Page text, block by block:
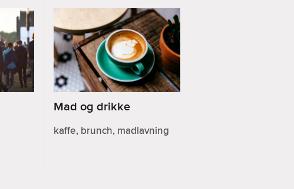
Mad og drikke
kaffe, brunch, madlavning